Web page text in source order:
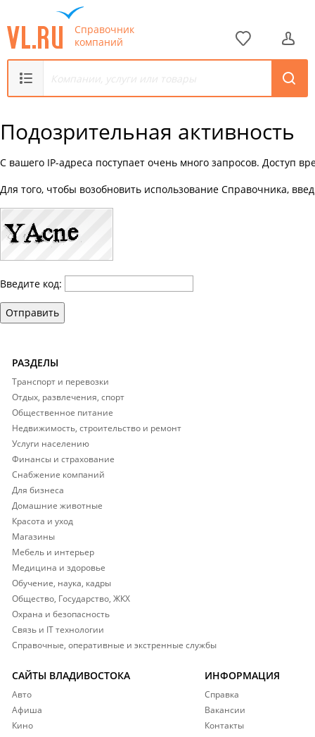
Справочник
компаний
Подозрительная активность
С вашего IP-адреса поступает очень много запросов. Доступ
Для того, чтобы возобновить использование Справочника,
Введите код:
Отправить
РАЗДЕЛЫ
Транспорт и перевозки
Отдых, развлечения, спорт
Общественное питание
Недвижимость, строительство и ремонт
Услуги населению
Финансы и страхование
Снабжение компаний
Для бизнеса
Домашние животные
Красота и уход
Магазины
Мебель и интерьер
Медицина и здоровье
Обучение, наука, кадры
Общество, Государство, ЖКХ
Охрана и безопасность
Связь и IT технологии
Справочные, оперативные и экстренные службы
САЙТЫ ВЛАДИВОСТОКА
Авто
Афиша
Кино
ИНФОРМАЦИЯ
Справка
Вакансии
Контакты